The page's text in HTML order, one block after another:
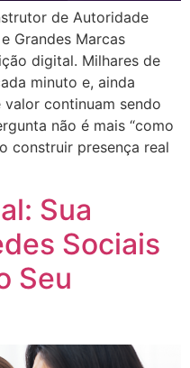
de Autoridade
Grandes Marcas
digital. Milhares de
minuto e, ainda
continuam sendo
não é mais “como
construir presença real
Sua
Sociais
Seu